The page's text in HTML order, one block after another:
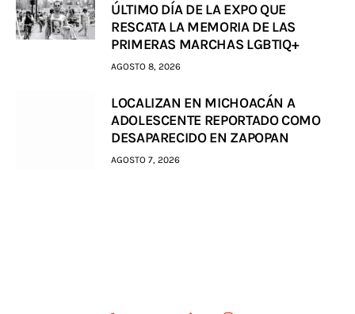
ÚLTIMO DÍA DE LA EXPO QUE
RESCATA LA MEMORIA DE LAS
PRIMERAS MARCHAS LGBTIQ+
AGOSTO 8, 2026
LOCALIZAN EN MICHOACÁN A
ADOLESCENTE REPORTADO COMO
DESAPARECIDO EN ZAPOPAN
AGOSTO 7, 2026